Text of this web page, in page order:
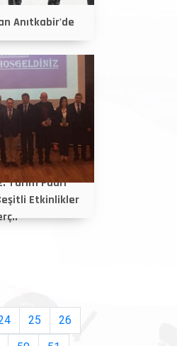
Anıtkabir'de
Tarım Fuarı
Etkinlikler
25
26